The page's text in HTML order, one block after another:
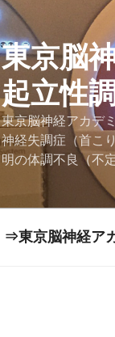
東京脳
起立性
東京脳神経アカデ
神経失調症（首こ
明の体調不良（不
⇒東京脳神経ア